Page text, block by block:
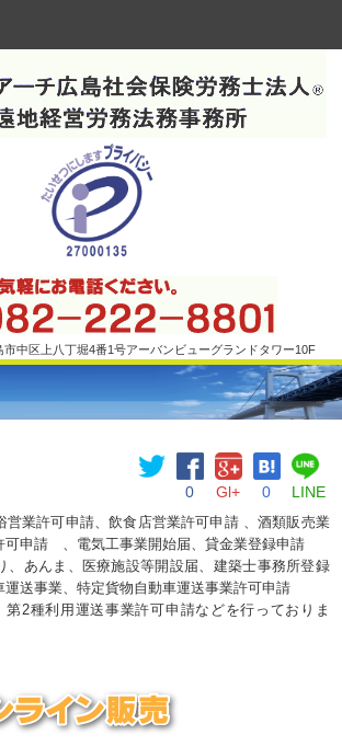
中区上八丁堀4番1号アーバンビューグランドタワー10F
0 Gl+ 0 LINE
営業許可申請、飲食店営業許可申請 、酒類販売業
可申請 、電気工事業開始届、貸金業登録申請
、あんま、医療施設等開設届、建築士事務所登録
送事業、特定貨物自動車運送事業許可申請
2種利用運送事業許可申請などを行っておりま